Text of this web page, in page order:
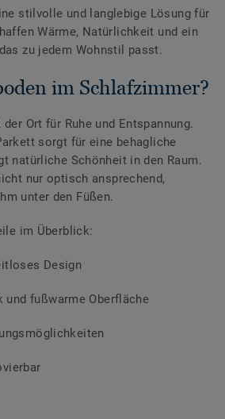
stilvolle und langlebige Lösung für
Wärme, Natürlichkeit und ein
zu jedem Wohnstil passt.
im Schlafzimmer?
Ort für Ruhe und Entspannung.
sorgt für eine behagliche
natürliche Schönheit in den Raum.
nur optisch ansprechend,
unter den Füßen.
im Überblick:
Design
und fußwarme Oberfläche